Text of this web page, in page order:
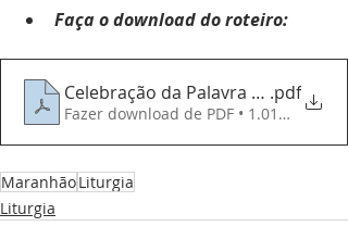
Faça o download do roteiro:
Celebração da Palavra - 180525 -
.pdf
Fazer download de PDF • 1.01MB
MaranhãoLiturgia
Liturgia